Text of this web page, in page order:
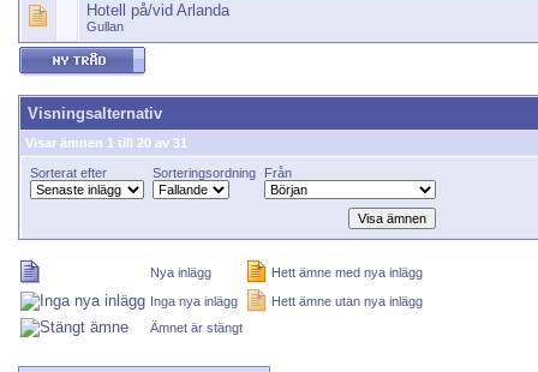
Hotell på/vid Arlanda
Gullan
Visningsalternativ
Visar ämnen 1 till 20 av 31
Sorterat efter Sorteringsordning Från
Nya inlägg
Hett ämne med nya inlägg
Inga nya inlägg
Hett ämne utan nya inlägg
Ämnet är stängt